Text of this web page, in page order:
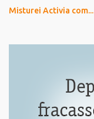
Misturei Activia com...